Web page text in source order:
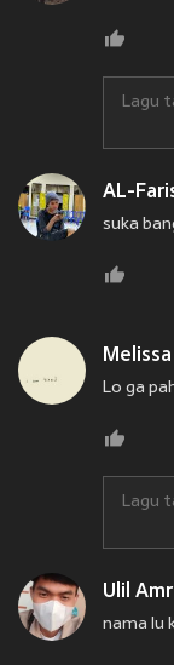
Lagu
AL-
suka
Melissa
Lo ga
Lagu
Ulil
nama lu